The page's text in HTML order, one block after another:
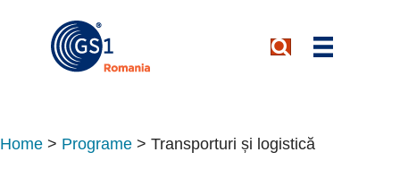
Home > Programe > Transporturi și logistică